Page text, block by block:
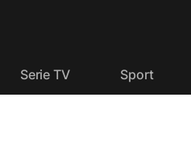
Serie TV Sport